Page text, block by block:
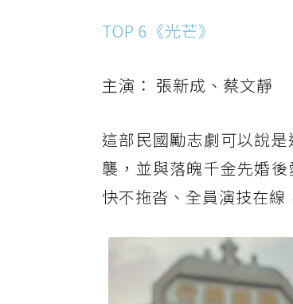
TOP 6《光芒》
主演： 張新成、蔡文靜
這部民國勵志劇可以說
襲，並與落魄千金先婚
快不拖沓、全員演技在線